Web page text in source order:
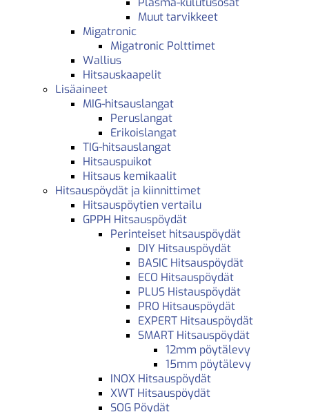
Muut tarvikkeet
Migatronic
Migatronic Polttimet
Wallius
Hitsauskaapelit
Lisäaineet
MIG-hitsauslangat
Peruslangat
Erikoislangat
TIG-hitsauslangat
Hitsauspuikot
Hitsaus kemikaalit
Hitsauspöydät ja kiinnittimet
Hitsauspöytien vertailu
GPPH Hitsauspöydät
Perinteiset hitsauspöydät
DIY Hitsauspöydät
BASIC Hitsauspöydät
ECO Hitsauspöydät
PLUS Histauspöydät
PRO Hitsauspöydät
EXPERT Hitsauspöydät
SMART Hitsauspöydät
12mm pöytälevy
15mm pöytälevy
INOX Hitsauspöydät
XWT Hitsauspöydät
SOG Pöydät